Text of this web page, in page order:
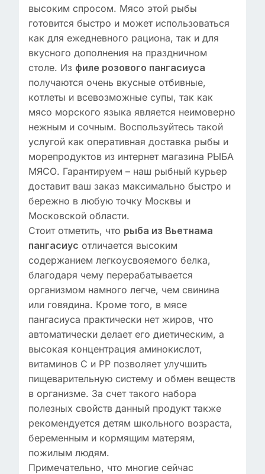
высоким спросом. Мясо этой рыбы
готовится быстро и может использоваться
как для ежедневного рациона, так и для
вкусного дополнения на праздничном
столе. Из филе розового пангасиуса
получаются очень вкусные отбивные,
котлеты и всевозможные супы, так как
мясо морского языка является неимоверно
нежным и сочным. Воспользуйтесь такой
услугой как оперативная доставка рыбы и
морепродуктов из интернет магазина РЫБА
МЯСО. Гарантируем – наш рыбный курьер
доставит ваш заказ максимально быстро и
бережно в любую точку Москвы и
Московской области.
Стоит отметить, что рыба из Вьетнама
пангасиус отличается высоким
содержанием легкоусвояемого белка,
благодаря чему перерабатывается
организмом намного легче, чем свинина
или говядина. Кроме того, в мясе
пангасиуса практически нет жиров, что
автоматически делает его диетическим, а
высокая концентрация аминокислот,
витаминов C и PP позволяет улучшить
пищеварительную систему и обмен веществ
в организме. За счет такого набора
полезных свойств данный продукт также
рекомендуется детям школьного возраста,
беременным и кормящим матерям,
пожилым людям.
Примечательно, что многие сейчас